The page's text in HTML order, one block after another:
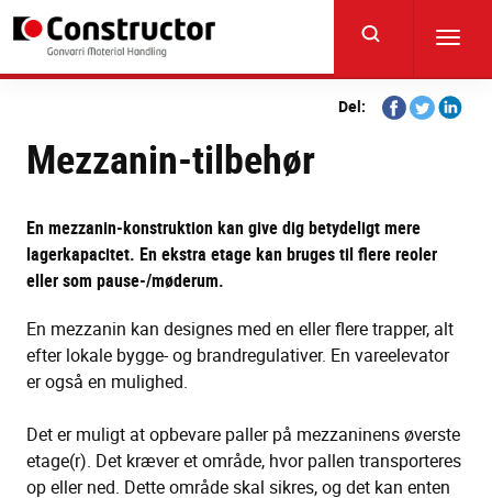
content
Del:
Share
on
Share
on
Share
Mezzanin-tilbehør
En mezzanin-konstruktion kan give dig betydeligt mere
lagerkapacitet. En ekstra etage kan bruges til flere reoler
eller som pause-/møderum.
En mezzanin kan designes med en eller flere trapper, alt
efter lokale bygge- og brandregulativer. En vareelevator
er også en mulighed.
Det er muligt at opbevare paller på mezzaninens øverste
etage(r). Det kræver et område, hvor pallen transporteres
op eller ned. Dette område skal sikres, og det kan enten